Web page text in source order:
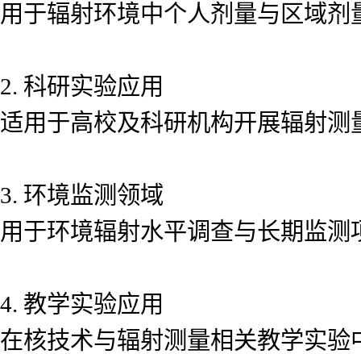
用于辐射环境中个人剂量与区域剂
2. 科研实验应用
适用于高校及科研机构开展辐射测
3. 环境监测领域
用于环境辐射水平调查与长期监测
4. 教学实验应用
在核技术与辐射测量相关教学实